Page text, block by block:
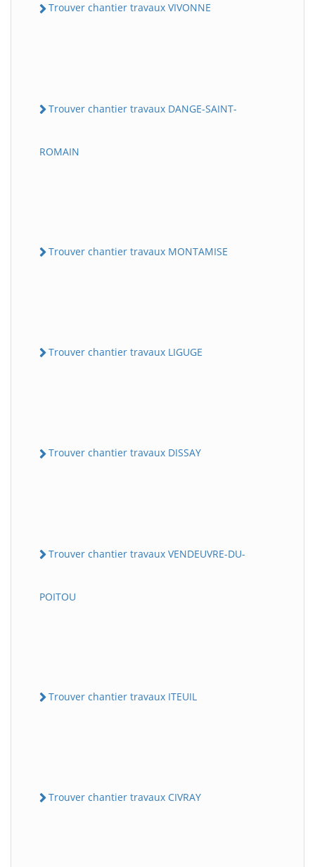
Trouver chantier travaux VIVONNE
Trouver chantier travaux DANGE-SAINT-
ROMAIN
Trouver chantier travaux MONTAMISE
Trouver chantier travaux LIGUGE
Trouver chantier travaux DISSAY
Trouver chantier travaux VENDEUVRE-DU-
POITOU
Trouver chantier travaux ITEUIL
Trouver chantier travaux CIVRAY